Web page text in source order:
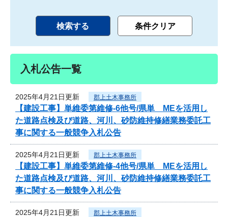
入札公告一覧
2025年4月21日更新 郡上土木事務所
【建設工事】単維委第維修‐6他号/県単 MEを活用し
た道路点検及び道路、河川、砂防維持修繕業務委託工
事に関する一般競争入札公告
2025年4月21日更新 郡上土木事務所
【建設工事】単維委第維修‐4他号/県単 MEを活用し
た道路点検及び道路、河川、砂防維持修繕業務委託工
事に関する一般競争入札公告
2025年4月21日更新 郡上土木事務所